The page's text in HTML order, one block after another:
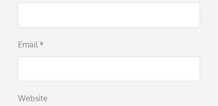
Email *
Website